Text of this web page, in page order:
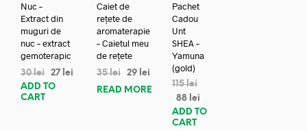
Nuc –
Extract din
muguri de
nuc – extract
gemoterapic
30lei 27 lei
ADD TO
CART
Caiet de
rețete de
aromaterapie
– Caietul meu
de rețete
35lei 29 lei
READ MORE
Pachet
Cadou
Unt
SHEA –
Yamuna
(gold)
115lei
88 lei
ADD TO
CART